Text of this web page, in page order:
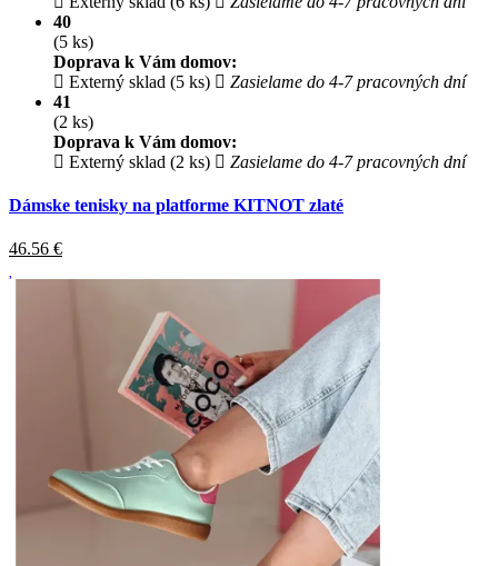
40
(5 ks)
Doprava k Vám domov:
Externý sklad (5 ks)
Zasielame do 4-7 pracovných dní
41
(2 ks)
Doprava k Vám domov:
Externý sklad (2 ks)
Zasielame do 4-7 pracovných dní
Dámske tenisky na platforme KITNOT zlaté
46.56 €